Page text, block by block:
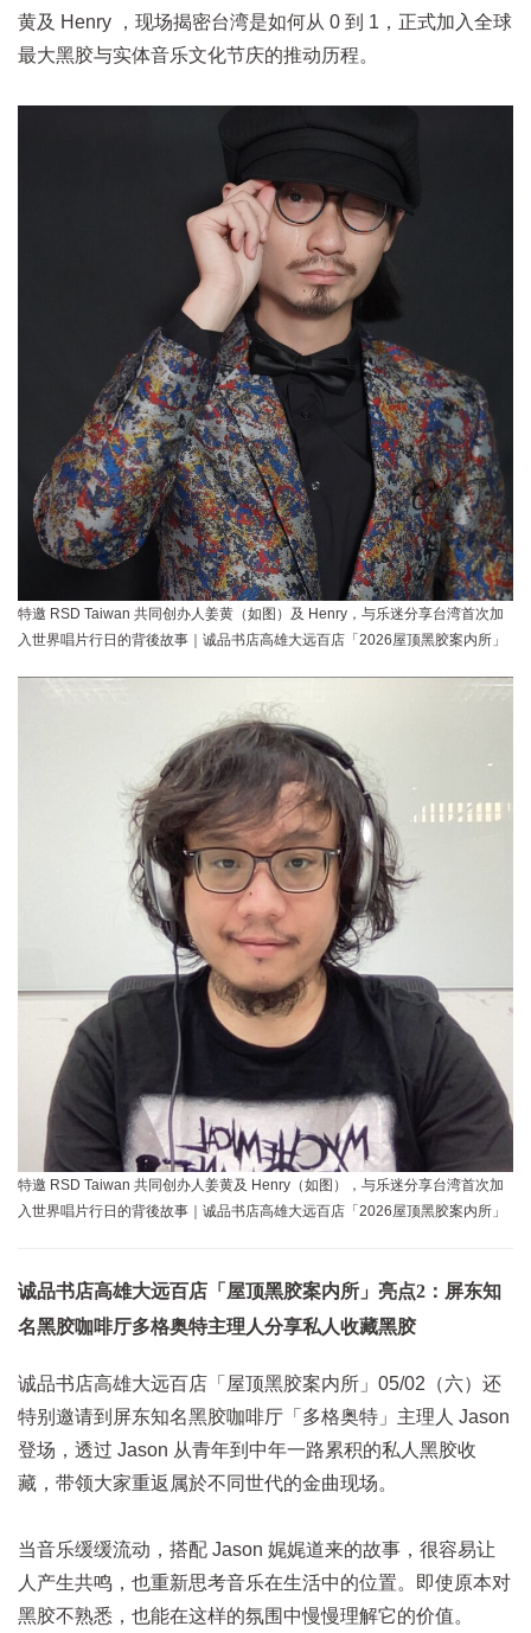
黄及 Henry ，现场揭密台湾是如何从 0 到 1，正式加入全球
最大黑胶与实体音乐文化节庆的推动历程。
特邀 RSD Taiwan 共同创办人姜黄（如图）及 Henry，与乐迷分享台湾首次加
入世界唱片行日的背後故事｜诚品书店高雄大远百店「2026屋顶黑胶案内所」
特邀 RSD Taiwan 共同创办人姜黄及 Henry（如图），与乐迷分享台湾首次加
入世界唱片行日的背後故事｜诚品书店高雄大远百店「2026屋顶黑胶案内所」
诚品书店高雄大远百店「屋顶黑胶案内所」亮点2：屏东知
名黑胶咖啡厅多格奥特主理人分享私人收藏黑胶
诚品书店高雄大远百店「屋顶黑胶案内所」05/02（六）还
特别邀请到屏东知名黑胶咖啡厅「多格奥特」主理人 Jason
登场，透过 Jason 从青年到中年一路累积的私人黑胶收
藏，带领大家重返属於不同世代的金曲现场。
当音乐缓缓流动，搭配 Jason 娓娓道来的故事，很容易让
人产生共鸣，也重新思考音乐在生活中的位置。即使原本对
黑胶不熟悉，也能在这样的氛围中慢慢理解它的价值。